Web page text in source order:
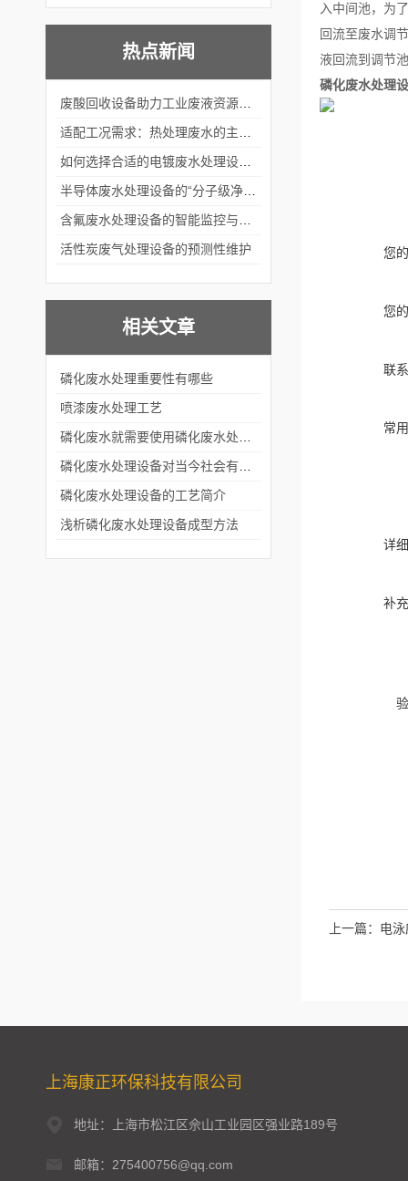
热点新闻
活性炭废气处理设备的预测性维护
相关文章
磷化废水处理重要性有哪些
​喷漆废水处理工艺
磷化废水处理设备的工艺简介
浅析磷化废水处理设备成型方法
入中间池，为
回流至废水调
液回流到调节
磷化废水处理
您
您
联
常
详
补
上一篇： 电
上海康正环保科技有限公司
地址：上海市松江区佘山工业园区强业路189号
邮箱：275400756@qq.com